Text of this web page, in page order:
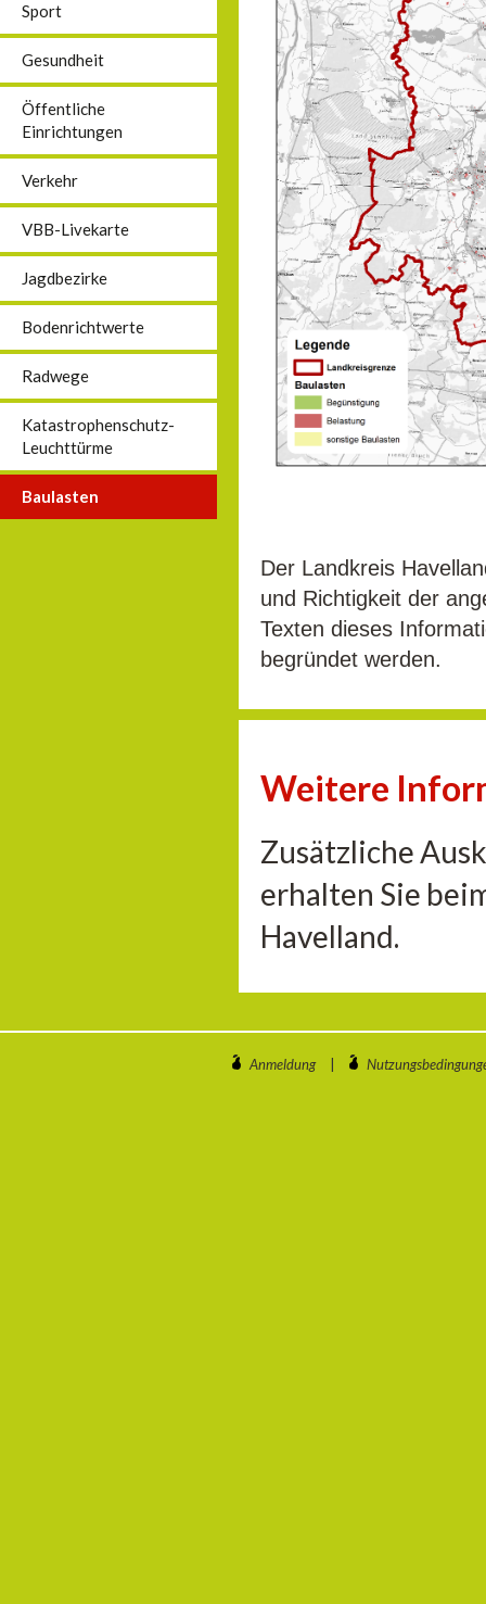
Sport
Gesundheit
Öffentliche
Einrichtungen
Verkehr
VBB-Livekarte
Jagdbezirke
Bodenrichtwerte
Radwege
Katastrophenschutz-
Leuchttürme
Baulasten
Der Landkreis
und Richtigkeit der
Texten dieses
begründet werden.
Weitere
Zusätzliche
erhalten Sie
Havelland.
Anmeldung